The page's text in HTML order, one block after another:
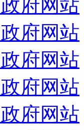
府网站
府网站
府网站
府网站
府网站